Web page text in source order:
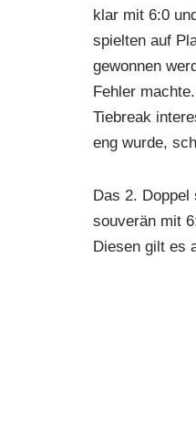
klar mit 6:0
spielten auf
gewonnen
Fehler
Tiebreak
eng wurde,
Das 2.
souverän mit
Diesen gilt es